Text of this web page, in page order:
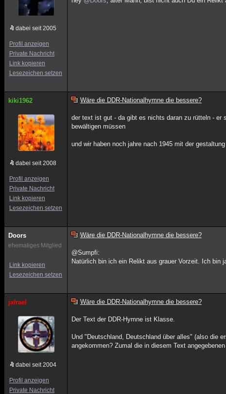
dabei seit 2005
Profil anzeigen
Private Nachricht
Link kopieren
Lesezeichen setzen
kiki1962
dabei seit 2008
Profil anzeigen
Private Nachricht
Link kopieren
Lesezeichen setzen
Wäre die DDR-Nationalhymne die bessere?
der text ist gut - da gibt es nichts daran zu rütteln - er
bewältigen müssen
und wir haben noch jahre nach 1945 mit der
Doors
ehemaliges Mitglied
Link kopieren
Lesezeichen setzen
Wäre die DDR-Nationalhymne die bessere?
@Sumpfi:
Natürlich bin ich ein Relikt aus grauer Vorzeit. Ich bin
jafrael
dabei seit 2004
Profil anzeigen
Private Nachricht
Wäre die DDR-Nationalhymne die bessere?
Der Text der DDR-Hymne ist Klasse.
Und "Deutschland, Deutschland über alles" (also die
angekommen? Zumal die in diesem Text